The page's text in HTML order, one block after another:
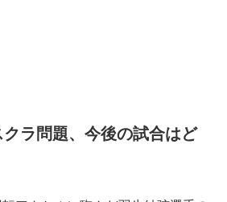
ラ問題、今後の試合はど